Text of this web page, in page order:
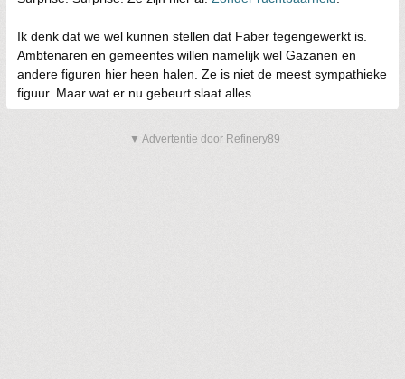
Ik denk dat we wel kunnen stellen dat Faber tegengewerkt is.
Ambtenaren en gemeentes willen namelijk wel Gazanen en
andere figuren hier heen halen. Ze is niet de meest sympathieke
figuur. Maar wat er nu gebeurt slaat alles.
▼ Advertentie door Refinery89